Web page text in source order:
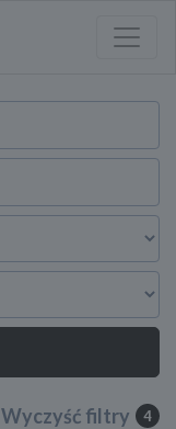
Wyczyść filtry 4